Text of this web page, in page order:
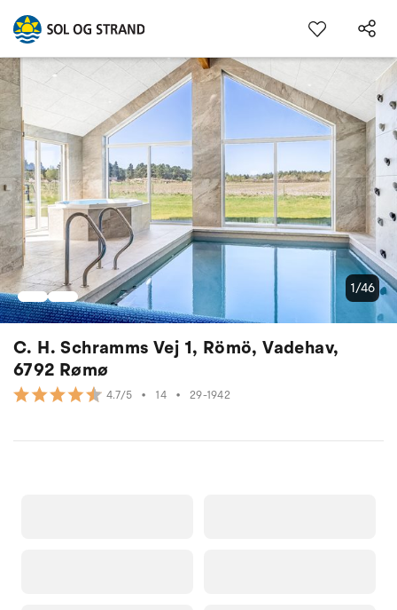
C. H. Schramms Vej 1, Römö, Vadehav,
6792 Rømø
4.7/5 • 14 • 29-1942
1/46